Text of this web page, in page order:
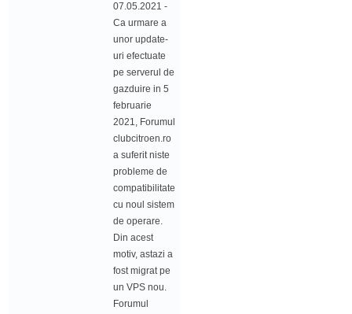
07.05.2021 -
Ca urmare a
unor update-
uri efectuate
pe serverul de
gazduire in 5
februarie
2021, Forumul
clubcitroen.ro
a suferit niste
probleme de
compatibilitate
cu noul sistem
de operare.
Din acest
motiv, astazi a
fost migrat pe
un VPS nou.
Forumul